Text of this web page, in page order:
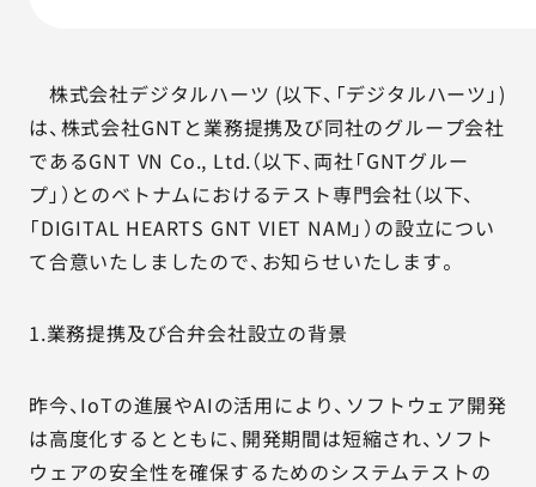
事例紹介
品質コラム
会社情報
サービス詳細資料 見積・お問い合わせ
サービスお問い合わせ専用番号
03-6865-4864
（平日9:30〜18:00）
株式会社デジタルハーツ (以下、「デジタルハーツ」)
は、株式会社GNTと業務提携及び同社のグループ会社
であるGNT VN Co., Ltd.（以下、両社「GNTグルー
プ」）とのベトナムにおけるテスト専門会社（以下、
「DIGITAL HEARTS GNT VIET NAM」）の設立につい
て合意いたしましたので、お知らせいたします。
1.業務提携及び合弁会社設立の背景
昨今、IoTの進展やAIの活用により、ソフトウェア開発
は高度化するとともに、開発期間は短縮され、ソフト
ウェアの安全性を確保するためのシステムテストの